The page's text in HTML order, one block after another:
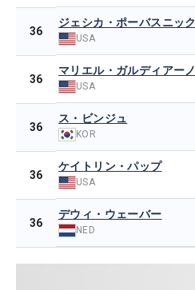
36
ジェシカ・ポーバスニック
USA
36
マリエル・ガルディアーノ
USA
36
ス・ビンジュ
KOR
36
ケイトリン・パップ
USA
36
デウィ・ウェーバー
NED